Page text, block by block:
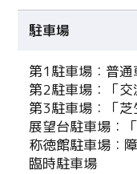
駐車場
第1駐車場：普通
第2駐車場：「交
第3駐車場：「芝
展望台駐車場：
称徳館駐車場：
臨時駐車場